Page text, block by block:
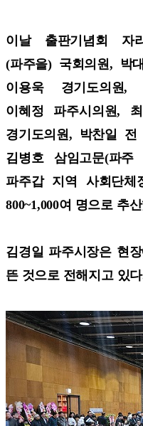
이날 출판기념회 자
(파주을) 국회의원, 박
이용욱 경기도의원,
이혜정 파주시의원,
경기도의원, 박찬일 전
김병호 삼임고문(파
파주갑 지역 사회단
800~1,000여 명으로 추
김경일 파주시장은 현
뜬 것으로 전해지고 있